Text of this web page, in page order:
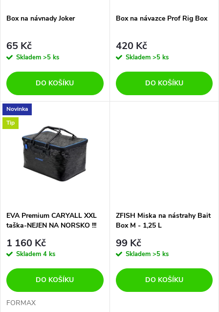
p
r
o
d
u
s
p
r
o
d
u
ů
Box na návnady Joker
65 Kč
Skladem >5 ks
DO KOŠÍKU
Box na návazce Prof Rig Box
420 Kč
Skladem >5 ks
DO KOŠÍKU
Novinka
Tip
EVA Premium CARYALL XXL
taška-NEJEN NA NORSKO !!!
1 160 Kč
Skladem 4 ks
DO KOŠÍKU
FORMAX
ZFISH Miska na nástrahy Bait
Box M - 1,25 L
99 Kč
Skladem >5 ks
DO KOŠÍKU